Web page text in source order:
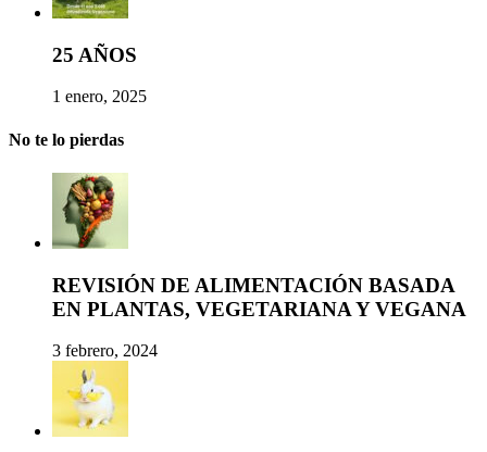
25 AÑOS
1 enero, 2025
No te lo pierdas
REVISIÓN DE ALIMENTACIÓN BASADA
EN PLANTAS, VEGETARIANA Y VEGANA
3 febrero, 2024